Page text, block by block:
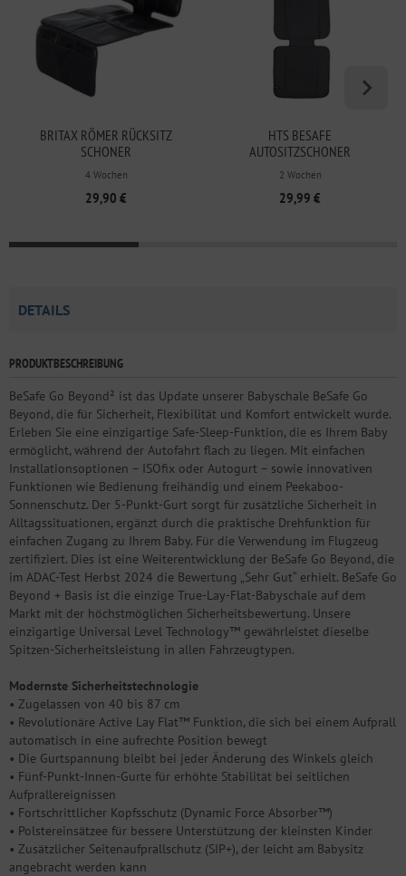
BRITAX RÖMER RÜCKSITZ
SCHONER
KINDERSITZUNTERLAGE
4 Wochen
29,90 €
HTS BESAFE
AUTOSITZSCHONER
2 Wochen
29,99 €
DETAILS
PRODUKTBESCHREIBUNG
BeSafe Go Beyond² ist das Update unserer Babyschale BeSafe Go
Beyond, die für Sicherheit, Flexibilität und Komfort entwickelt wurde.
Erleben Sie eine einzigartige Safe-Sleep-Funktion, die es Ihrem Baby
ermöglicht, während der Autofahrt flach zu liegen. Mit einfachen
Installationsoptionen – ISOfix oder Autogurt – sowie innovativen
Funktionen wie Bedienung freihändig und einem Peekaboo-
Sonnenschutz. Der 5-Punkt-Gurt sorgt für zusätzliche Sicherheit in
Alltagssituationen, ergänzt durch die praktische Drehfunktion für
einfachen Zugang zu Ihrem Baby. Für die Verwendung im Flugzeug
zertifiziert. Dies ist eine Weiterentwicklung der BeSafe Go Beyond, die
im ADAC-Test Herbst 2024 die Bewertung „Sehr Gut“ erhielt. BeSafe Go
Beyond + Basis ist die einzige True-Lay-Flat-Babyschale auf dem
Markt mit der höchstmöglichen Sicherheitsbewertung. Unsere
einzigartige Universal Level Technology™ gewährleistet dieselbe
Spitzen-Sicherheitsleistung in allen Fahrzeugtypen.
Modernste Sicherheitstechnologie
• Zugelassen von 40 bis 87 cm
• Revolutionäre Active Lay Flat™ Funktion, die sich bei einem Aufprall
automatisch in eine aufrechte Position bewegt
• Die Gurtspannung bleibt bei jeder Änderung des Winkels gleich
• Fünf-Punkt-Innen-Gurte für erhöhte Stabilität bei seitlichen
Aufprallereignissen
• Fortschrittlicher Kopfsschutz (Dynamic Force Absorber™)
• Polstereinsätzee für bessere Unterstützung der kleinsten Kinder
• Zusätzlicher Seitenaufprallschutz (SIP+), der leicht am Babysitz
angebracht werden kann